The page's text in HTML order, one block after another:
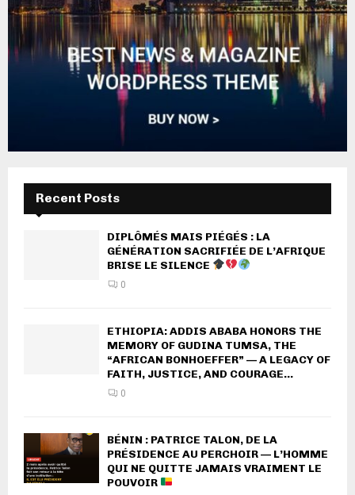
Recent Posts
DIPLÔMÉS MAIS PIÉGÉS : LA
GÉNÉRATION SACRIFIÉE DE L’AFRIQUE
BRISE LE SILENCE
0
ETHIOPIA: ADDIS ABABA HONORS THE
MEMORY OF GUDINA TUMSA, THE
“AFRICAN BONHOEFFER” — A LEGACY OF
FAITH, JUSTICE, AND COURAGE...
0
BÉNIN : PATRICE TALON, DE LA
PRÉSIDENCE AU PERCHOIR — L’HOMME
QUI NE QUITTE JAMAIS VRAIMENT LE
POUVOIR